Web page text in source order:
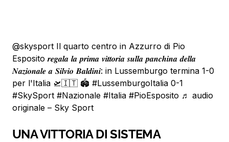
@skysport Il quarto centro in Azzurro di Pio
Esposito 𝒓𝒆𝒈𝒂𝒍𝒂 𝒍𝒂 𝒑𝒓𝒊𝒎𝒂 𝒗𝒊𝒕𝒕𝒐𝒓𝒊𝒂 𝒔𝒖𝒍𝒍𝒂 𝒑𝒂𝒏𝒄𝒉𝒊𝒏𝒂 𝒅𝒆𝒍𝒍𝒂
𝑵𝒂𝒛𝒊𝒐𝒏𝒂𝒍𝒆 𝒂 𝑺𝒊𝒍𝒗𝒊𝒐 𝑩𝒂𝒍𝒅𝒊𝒏𝒊: in Lussemburgo termina 1-0
per l'Italia 🛫🇮🇹 🏟 #LussemburgoItalia 0-1
#SkySport #Nazionale #Italia #PioEsposito ♬ audio
originale – Sky Sport
UNA VITTORIA DI SISTEMA